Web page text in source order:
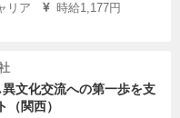
リア
時給1,177円
異文化交流への第一歩を支
（関西）